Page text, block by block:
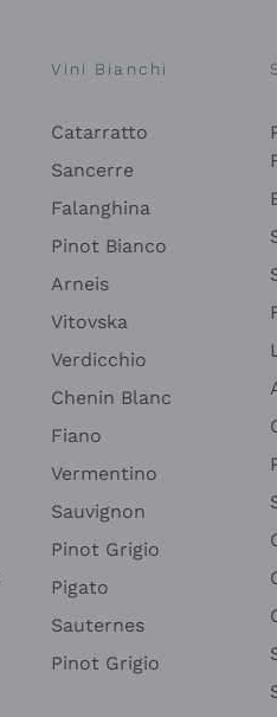
Vini Bianchi
Catarratto
Sancerre
Falanghina
Pinot Bianco
Arneis
Vitovska
Verdicchio
Chenin Blanc
Fiano
Vermentino
Sauvignon
Pinot Grigio
Pigato
Sauternes
Pinot Grigio